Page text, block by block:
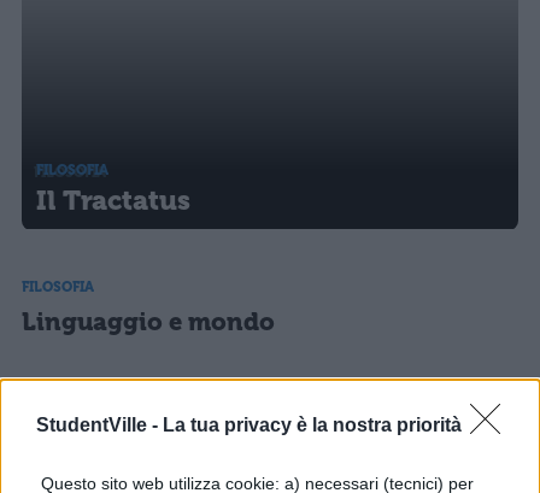
StudentVille - La tua privacy è la nostra priorità
Questo sito web utilizza cookie: a) necessari (tecnici) per
FILOSOFIA
Il Tractatus
FILOSOFIA
Linguaggio e mondo
FILOSOFIA
La raffigurazione e le proposizioni